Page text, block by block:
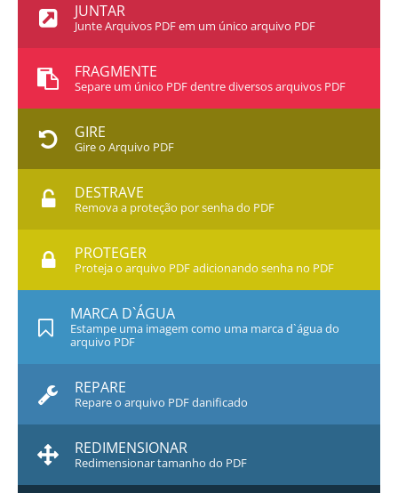
JUNTAR
Junte Arquivos PDF em um único arquivo PDF
FRAGMENTE
Separe um único PDF dentre diversos arquivos PDF
GIRE
Gire o Arquivo PDF
DESTRAVE
Remova a proteção por senha do PDF
PROTEGER
Proteja o arquivo PDF adicionando senha no PDF
MARCA D`ÁGUA
Estampe uma imagem como uma marca d`água do
arquivo PDF
REPARE
Repare o arquivo PDF danificado
REDIMENSIONAR
Redimensionar tamanho do PDF